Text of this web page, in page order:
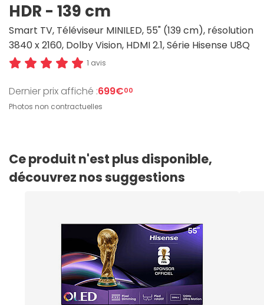
HDR - 139 cm
Smart TV, Téléviseur MINILED, 55" (139 cm), résolution
3840 x 2160, Dolby Vision, HDMI 2.1, Série Hisense U8Q
1 avis
Dernier prix affiché :699€00
Photos non contractuelles
Ce produit n'est plus disponible,
découvrez nos suggestions